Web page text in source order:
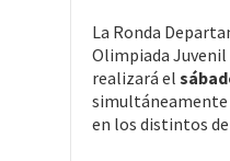
La Ronda
Olimpiada
realizará el
simultáneamente
en los distintos